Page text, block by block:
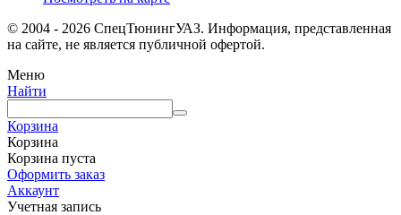
© 2004 - 2026 СпецТюнингУАЗ. Информация, представленная
на сайте, не является публичной офертой.
Меню
Найти
Корзина
Корзина
Корзина пуста
Оформить заказ
Аккаунт
Учетная запись